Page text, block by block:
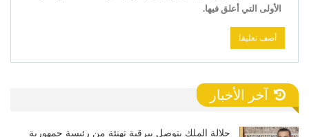
الأولى التي أعلق فيها.
آخر الأخبار
جلالة الملك يتوصل ببرقية تهنئة من رئيسة جمهورية